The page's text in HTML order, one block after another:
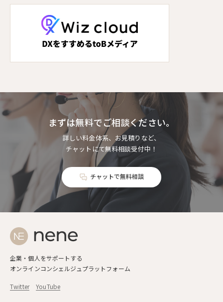
まずは無料でご相談ください。
詳しい料金体系、お見積りなど、
チャットにて無料相談受付中！
チャットで無料相談
企業・個人をサポートする
オンラインコンシェルジュプラットフォーム
Twitter YouTube